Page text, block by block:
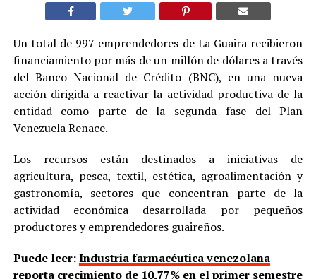
Un total de 997 emprendedores de La Guaira recibieron
financiamiento por más de un millón de dólares a través
del Banco Nacional de Crédito (BNC), en una nueva
acción dirigida a reactivar la actividad productiva de la
entidad como parte de la segunda fase del Plan
Venezuela Renace.
Los recursos están destinados a iniciativas de
agricultura, pesca, textil, estética, agroalimentación y
gastronomía, sectores que concentran parte de la
actividad económica desarrollada por pequeños
productores y emprendedores guaireños.
Puede leer:Industria farmacéutica venezolana
reporta crecimiento de 10,77% en el primer semestre